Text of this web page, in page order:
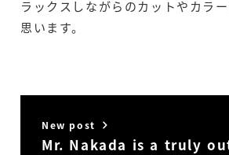
ラックスしながらのカットやカラ
思います。
New post
Mr. Nakada is a truly